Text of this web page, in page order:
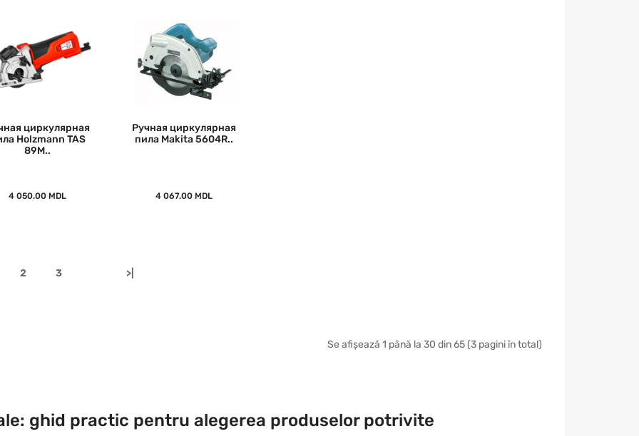
циркулярная
Holzmann TAS
89M..
4 050.00 MDL
Ручная циркулярная
пила Makita 5604R..
4 067.00 MDL
2 3 >|
Se afișează 1 până la 30 din 65 (3 pagini în total)
ghid practic pentru alegerea produselor potrivite